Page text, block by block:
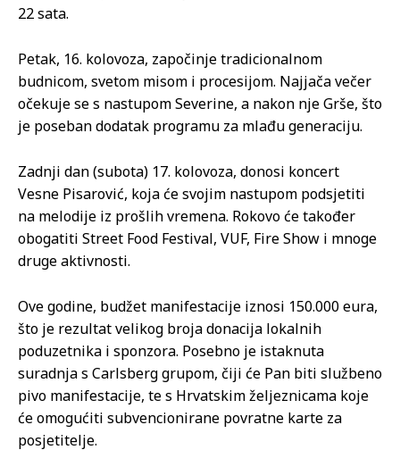
22 sata.
Petak, 16. kolovoza, započinje tradicionalnom
budnicom, svetom misom i procesijom. Najjača večer
očekuje se s nastupom Severine, a nakon nje Grše, što
je poseban dodatak programu za mlađu generaciju.
Zadnji dan (subota) 17. kolovoza, donosi koncert
Vesne Pisarović, koja će svojim nastupom podsjetiti
na melodije iz prošlih vremena. Rokovo će također
obogatiti Street Food Festival, VUF, Fire Show i mnoge
druge aktivnosti.
Ove godine, budžet manifestacije iznosi 150.000 eura,
što je rezultat velikog broja donacija lokalnih
poduzetnika i sponzora. Posebno je istaknuta
suradnja s Carlsberg grupom, čiji će Pan biti službeno
pivo manifestacije, te s Hrvatskim željeznicama koje
će omogućiti subvencionirane povratne karte za
posjetitelje.